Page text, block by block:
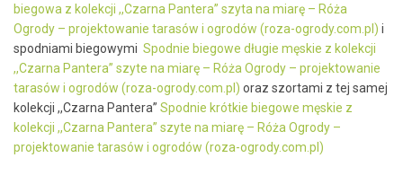
biegowa z kolekcji ,,Czarna Pantera” szyta na miarę – Róża
Ogrody – projektowanie tarasów i ogrodów (roza-ogrody.com.pl) i
spodniami biegowymi Spodnie biegowe długie męskie z kolekcji
,,Czarna Pantera” szyte na miarę – Róża Ogrody – projektowanie
tarasów i ogrodów (roza-ogrody.com.pl) oraz szortami z tej samej
kolekcji ,,Czarna Pantera” Spodnie krótkie biegowe męskie z
kolekcji ,,Czarna Pantera” szyte na miarę – Róża Ogrody –
projektowanie tarasów i ogrodów (roza-ogrody.com.pl)